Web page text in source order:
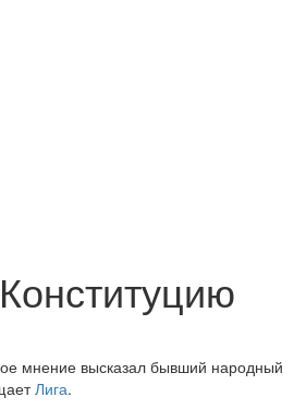
мнение высказал бывший народный
Лига.